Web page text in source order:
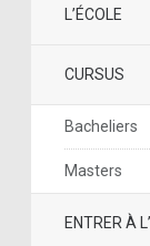
L’ÉCOLE
CURSUS
Bacheliers
Masters
ENTRER À